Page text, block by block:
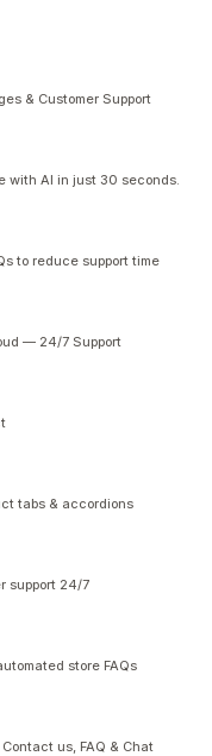
& Customer Support
with AI in just 30 seconds.
to reduce support time
— 24/7 Support
tabs & accordions
support 24/7
store FAQs
us, FAQ & Chat